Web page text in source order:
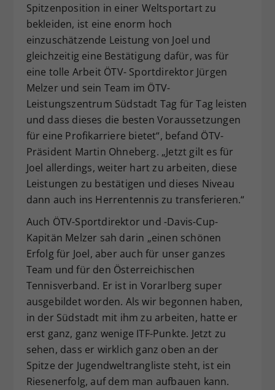
Spitzenposition in einer Weltsportart zu
bekleiden, ist eine enorm hoch
einzuschätzende Leistung von Joel und
gleichzeitig eine Bestätigung dafür, was für
eine tolle Arbeit ÖTV- Sportdirektor Jürgen
Melzer und sein Team im ÖTV-
Leistungszentrum Südstadt Tag für Tag leisten
und dass dieses die besten Voraussetzungen
für eine Profikarriere bietet“, befand ÖTV-
Präsident Martin Ohneberg. „Jetzt gilt es für
Joel allerdings, weiter hart zu arbeiten, diese
Leistungen zu bestätigen und dieses Niveau
dann auch ins Herrentennis zu transferieren.“
Auch ÖTV-Sportdirektor und -Davis-Cup-
Kapitän Melzer sah darin „einen schönen
Erfolg für Joel, aber auch für unser ganzes
Team und für den Österreichischen
Tennisverband. Er ist in Vorarlberg super
ausgebildet worden. Als wir begonnen haben,
in der Südstadt mit ihm zu arbeiten, hatte er
erst ganz, ganz wenige ITF-Punkte. Jetzt zu
sehen, dass er wirklich ganz oben an der
Spitze der Jugendweltrangliste steht, ist ein
Riesenerfolg, auf dem man aufbauen kann.